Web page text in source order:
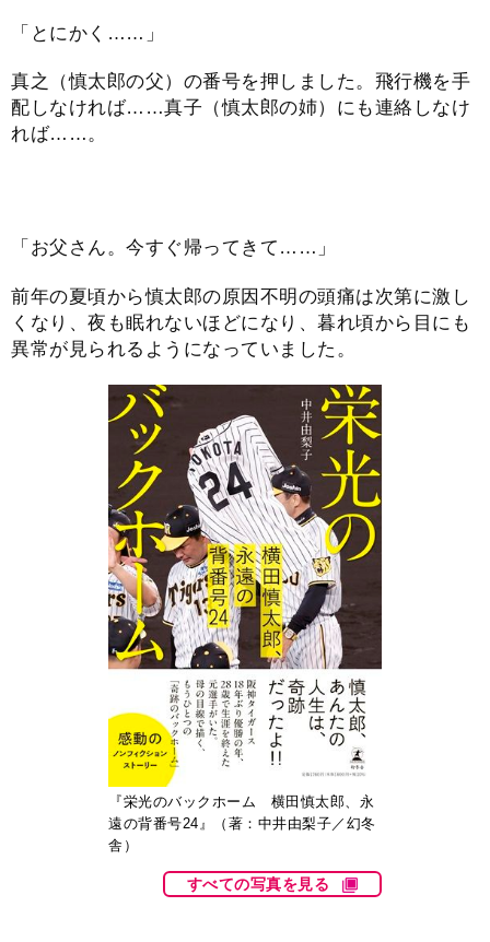
「とにかく……」
真之（慎太郎の父）の番号を押しました。飛行機を手
配しなければ……真子（慎太郎の姉）にも連絡しなけ
れば……。
「お父さん。今すぐ帰ってきて……」
前年の夏頃から慎太郎の原因不明の頭痛は次第に激し
くなり、夜も眠れないほどになり、暮れ頃から目にも
異常が見られるようになっていました。
『栄光のバックホーム 横田慎太郎、永
遠の背番号24』（著：中井由梨子／幻冬
舎）
すべての写真を見る